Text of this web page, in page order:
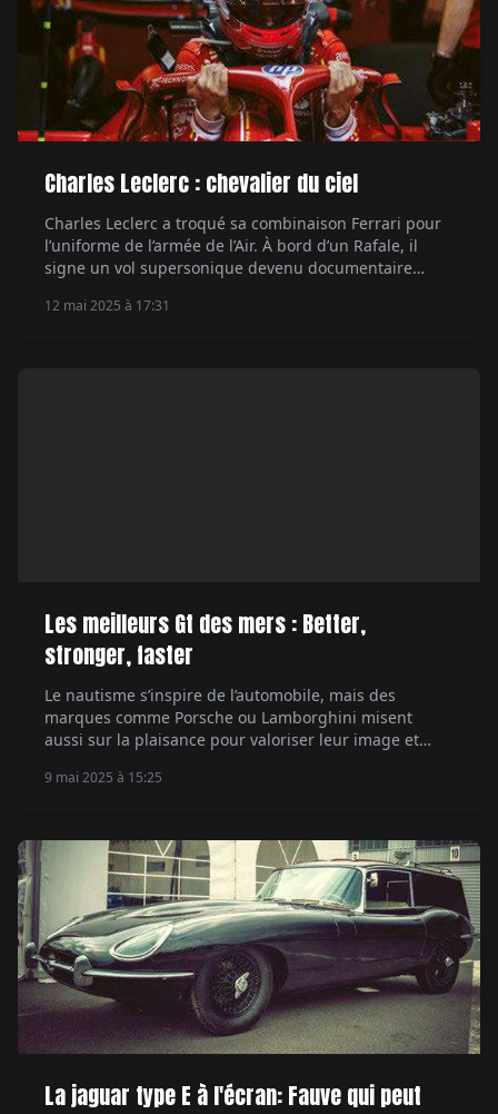
Charles Leclerc : chevalier du ciel
Charles Leclerc a troqué sa combinaison Ferrari pour
l’uniforme de l’armée de l’Air. À bord d’un Rafale, il
signe un vol supersonique devenu documentaire
12 mai 2025 à 17:31
Les meilleurs Gt des mers : Better,
stronger, faster
Le nautisme s’inspire de l’automobile, mais des
marques comme Porsche ou Lamborghini misent
aussi sur la plaisance pour valoriser leur image et
9 mai 2025 à 15:25
La jaguar type E à l'écran: Fauve qui peut